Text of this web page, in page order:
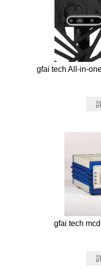
gfai tech